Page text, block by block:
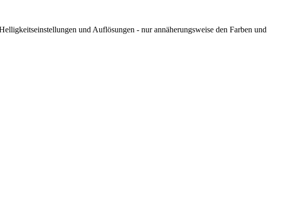
und Auflösungen - nur annäherungsweise den Farben und